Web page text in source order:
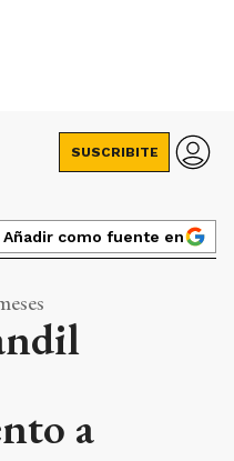
SUSCRIBITE
Añadir como fuente en
a